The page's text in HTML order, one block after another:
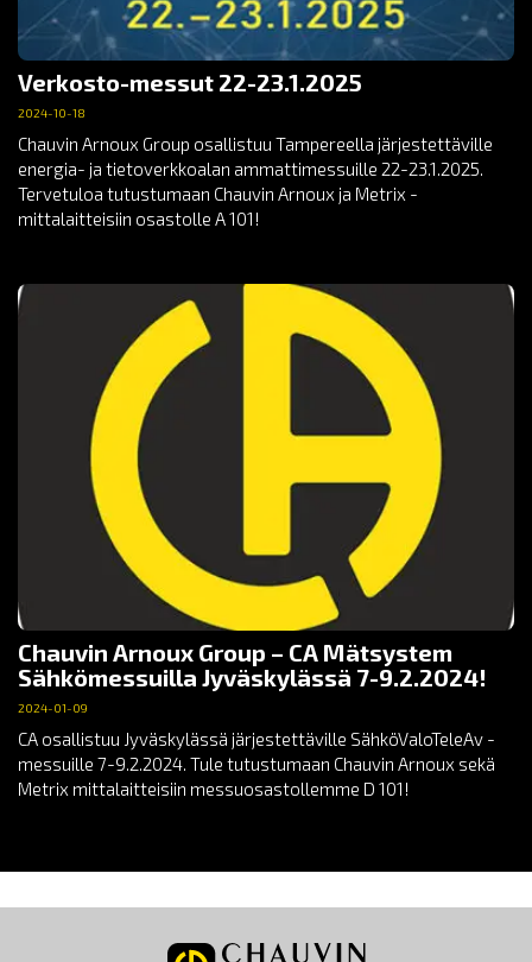
Verkosto-messut 22-23.1.2025
2024-10-18
Chauvin Arnoux Group osallistuu Tampereella järjestettäville
energia- ja tietoverkkoalan ammattimessuille 22-23.1.2025.
Tervetuloa tutustumaan Chauvin Arnoux ja Metrix -
mittalaitteisiin osastolle A 101!
Chauvin Arnoux Group – CA Mätsystem
Sähkömessuilla Jyväskylässä 7-9.2.2024!
2024-01-09
CA osallistuu Jyväskylässä järjestettäville SähköValoTeleAv -
messuille 7-9.2.2024. Tule tutustumaan Chauvin Arnoux sekä
Metrix mittalaitteisiin messuosastollemme D 101!